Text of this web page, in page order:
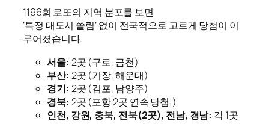
1196회 로또의 지역 분포를 보면
‘특정 대도시 쏠림’ 없이 전국적으로 고르게 당첨이 이
루어졌습니다.
서울: 2곳 (구로, 금천)
부산: 2곳 (기장, 해운대)
경기: 2곳 (김포, 남양주)
경북: 2곳 (포항 2곳 연속 당첨!)
인천, 강원, 충북, 전북(2곳), 전남, 경남: 각 1곳